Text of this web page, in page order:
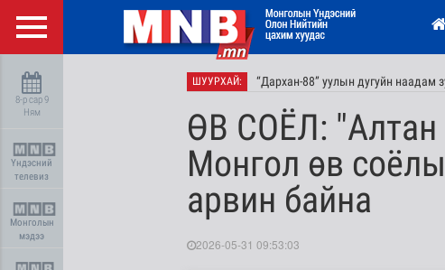
8-р сар 9
Ням
Үндэсний
телевиз
Монголын
мэдээ
ШУУРХАЙ: “Дархан-88” уулын дугуйн наадам
ӨВ СОЁЛ: "Алтан
Монгол өв
арвин байна
2026-05-31 09:53:03